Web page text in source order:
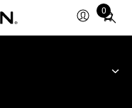
0
Total
items
cart: